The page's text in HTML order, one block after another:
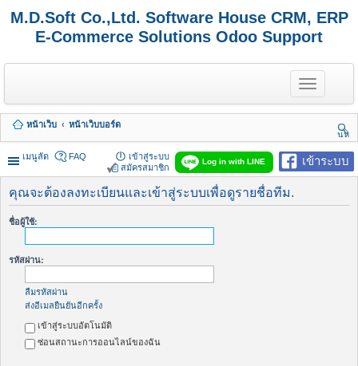
M.D.Soft Co.,Ltd. Software House CRM, ERP
E-Commerce Solutions Odoo Support
T
o
g
e
n
a
v
g
หน้าเว็บ
หน้าเว็บบอร์ด
นห
า
เมนูลัด
เข้าระบบ
Log in with LINE
FAQ
เข้าสู่ระบบ
สมัครสมาชิก
คุณจะต้องลงทะเบียนและเข้าสู่ระบบเพื่อดูรายชื่อทีม.
ชื่อผู้ใช้:
รหัสผ่าน:
ลืมรหัสผ่าน
ส่งอีเมลยืนยันอีกครั้ง
เข้าสู่ระบบอัตโนมัติ
ซ่อนสถานะการออนไลน์ของฉัน